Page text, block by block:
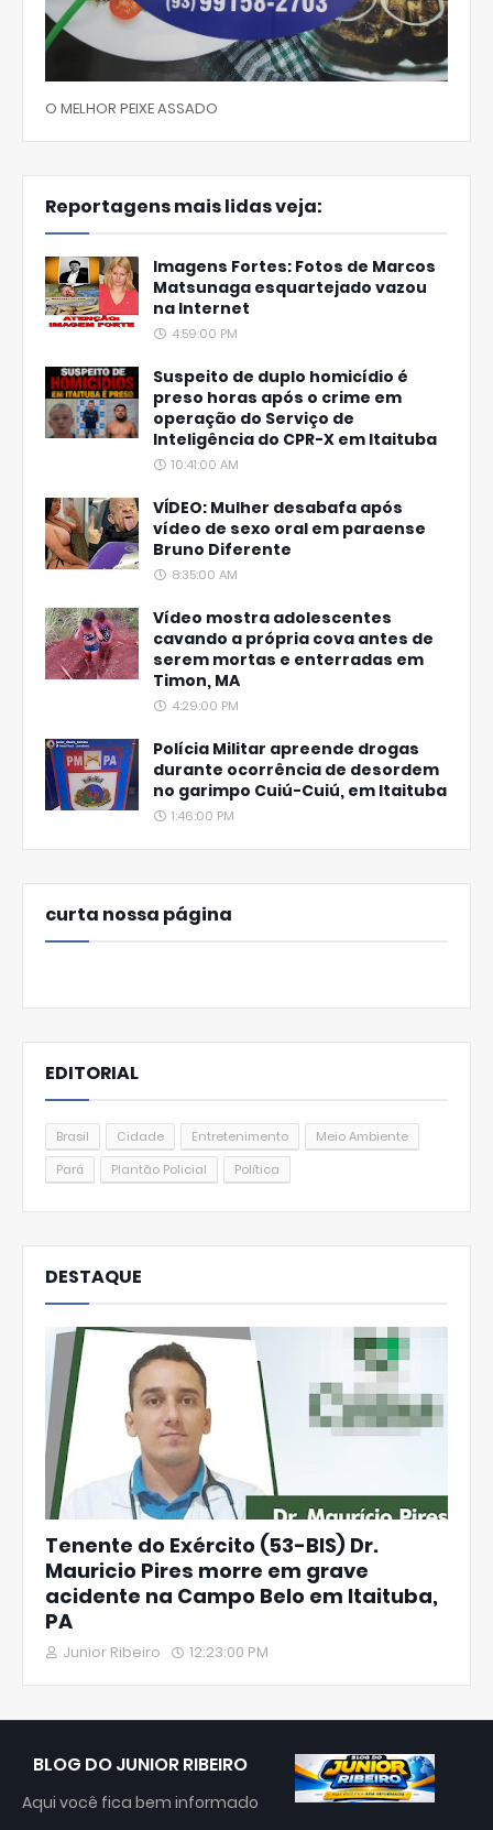
O MELHOR PEIXE ASSADO
Reportagens mais lidas veja:
Imagens Fortes: Fotos de Marcos
Matsunaga esquartejado vazou
na Internet
4:59:00 PM
Suspeito de duplo homicídio é
preso horas após o crime em
operação do Serviço de
Inteligência do CPR-X em Itaituba
10:41:00 AM
VÍDEO: Mulher desabafa após
vídeo de sexo oral em paraense
Bruno Diferente
8:35:00 AM
Vídeo mostra adolescentes
cavando a própria cova antes de
serem mortas e enterradas em
Timon, MA
4:29:00 PM
Polícia Militar apreende drogas
durante ocorrência de desordem
no garimpo Cuiú-Cuiú, em Itaituba
1:46:00 PM
curta nossa página
EDITORIAL
Brasil Cidade Entretenimento
Meio Ambiente
Pará
Plantão Policial Política
DESTAQUE
Tenente do Exército (53-BIS) Dr.
Mauricio Pires morre em grave
acidente na Campo Belo em Itaituba,
PA
Junior Ribeiro 12:23:00 PM
BLOG DO JUNIOR RIBEIRO
Aqui você fica bem informado